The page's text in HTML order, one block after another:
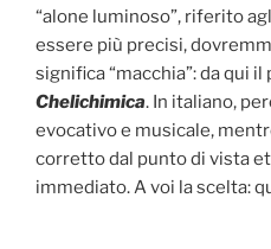
“alone luminoso”, riferito
essere più precisi,
significa “macchia”: da qui
Chelichimica. In italiano,
evocativo e musicale,
corretto dal punto di vista
immediato. A voi la scelta: